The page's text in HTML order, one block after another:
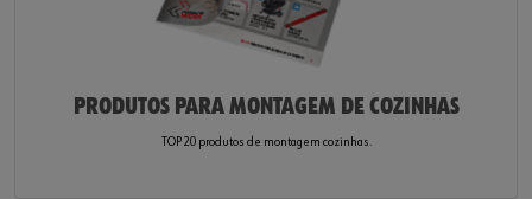
PRODUTOS PARA MONTAGEM DE COZINHAS
TOP 20 produtos de montagem cozinhas.